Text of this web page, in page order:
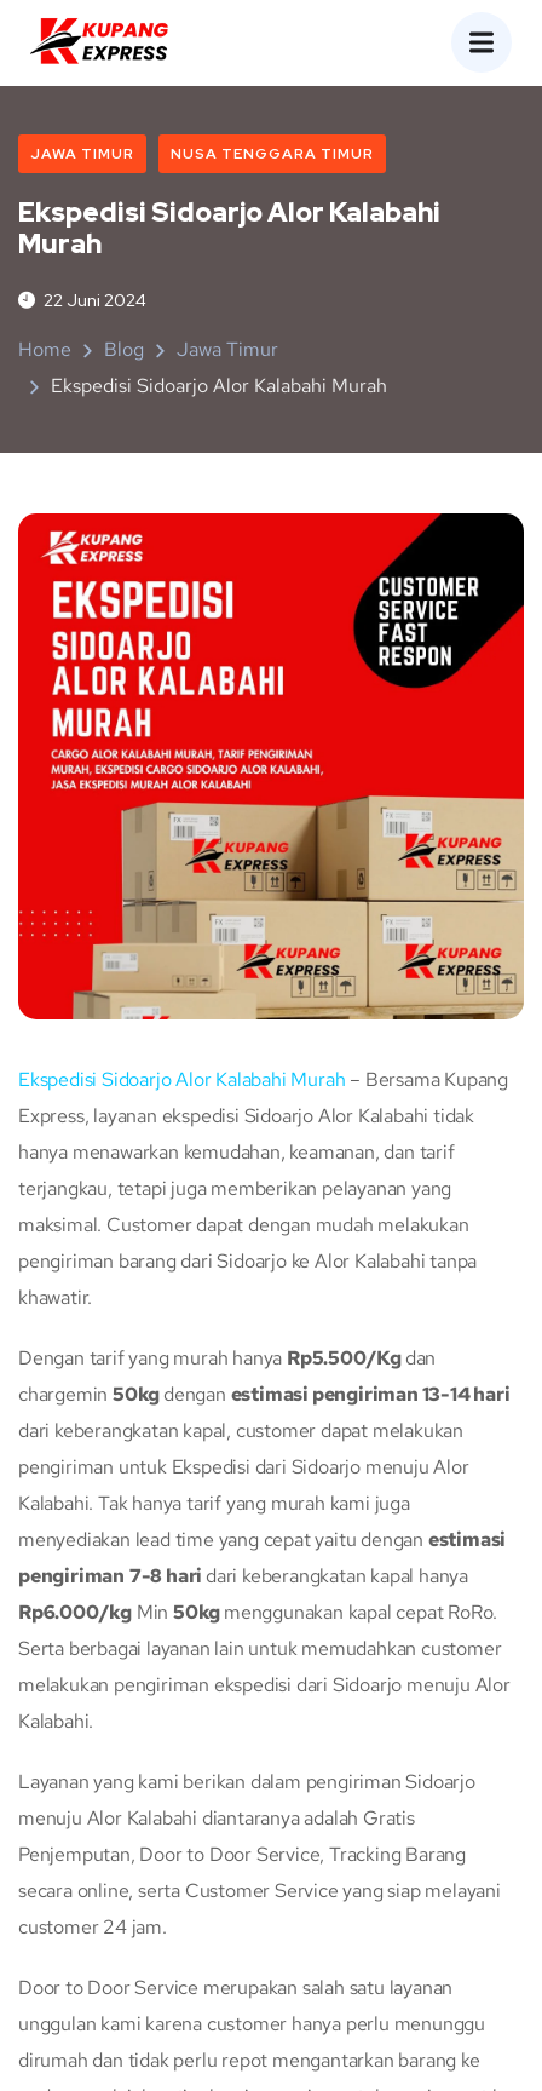
JAWA TIMUR NUSA TENGGARA TIMUR
Ekspedisi Sidoarjo Alor Kalabahi
Murah
22 Juni 2024
Home Blog
Jawa Timur
Ekspedisi Sidoarjo Alor Kalabahi Murah
Ekspedisi Sidoarjo Alor Kalabahi Murah – Bersama Kupang
Express, layanan ekspedisi Sidoarjo Alor Kalabahi tidak
hanya menawarkan kemudahan, keamanan, dan tarif
terjangkau, tetapi juga memberikan pelayanan yang
maksimal. Customer dapat dengan mudah melakukan
pengiriman barang dari Sidoarjo ke Alor Kalabahi tanpa
khawatir.
Dengan tarif yang murah hanya Rp5.500/Kgdan
chargemin50kgdengan estimasi pengiriman 13-14 hari
dari keberangkatan kapal, customer dapat melakukan
pengiriman untuk Ekspedisi dari Sidoarjo menuju Alor
Kalabahi. Tak hanya tarif yang murah kami juga
menyediakan lead time yang cepat yaitu dengan estimasi
pengiriman 7-8 hari dari keberangkatan kapal hanya
Rp6.000/kg Min 50kgmenggunakan kapal cepat RoRo.
Serta berbagai layanan lain untuk memudahkan customer
melakukan pengiriman ekspedisi dari Sidoarjo menuju Alor
Kalabahi.
Layanan yang kami berikan dalam pengiriman Sidoarjo
menuju Alor Kalabahi diantaranya adalah Gratis
Penjemputan, Door to Door Service, Tracking Barang
secara online, serta Customer Service yang siap melayani
customer 24 jam.
Door to Door Service merupakan salah satu layanan
unggulan kami karena customer hanya perlu menunggu
dirumah dan tidak perlu repot mengantarkan barang ke